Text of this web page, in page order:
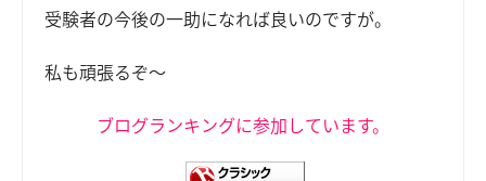
受験者の今後の一助になれば良いのですが。
私も頑張るぞ～
ブログランキングに参加しています。